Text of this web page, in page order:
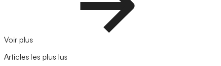
Voir plus
Articles les plus lus